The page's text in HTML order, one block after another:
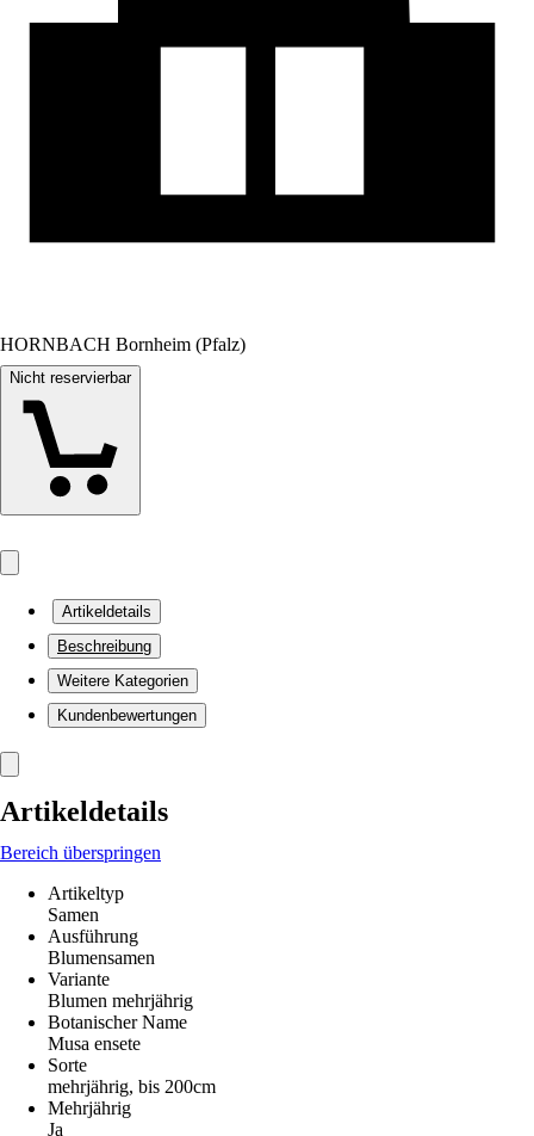
HORNBACH Bornheim (Pfalz)
Nicht reservierbar
Artikeldetails
Beschreibung
Weitere Kategorien
Kundenbewertungen
Artikeldetails
Bereich überspringen
Artikeltyp
Samen
Ausführung
Blumensamen
Variante
Blumen mehrjährig
Botanischer Name
Musa ensete
Sorte
mehrjährig, bis 200cm
Mehrjährig
Ja